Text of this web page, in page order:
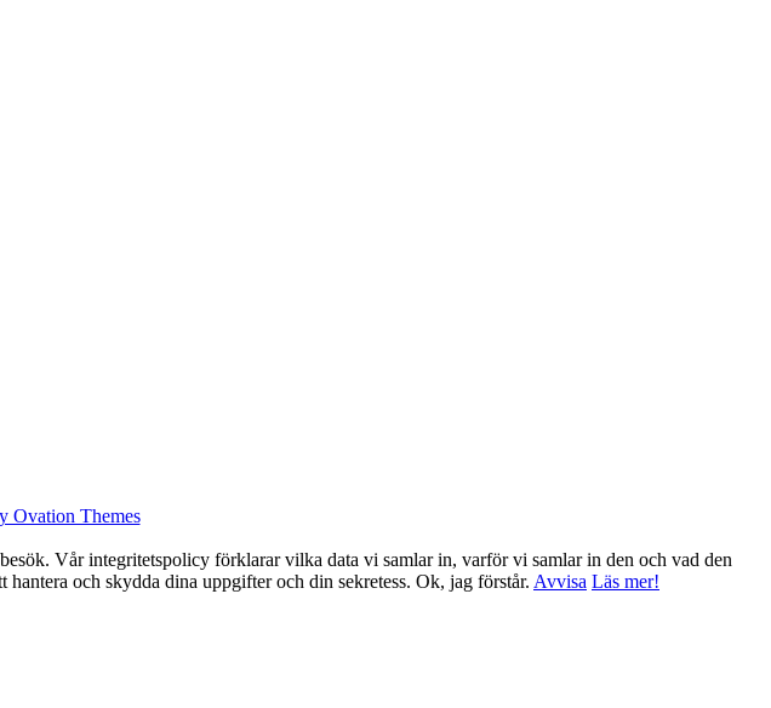
Ovation Themes
Vår integritetspolicy förklarar vilka data vi samlar in, varför vi samlar in den och vad den
och skydda dina uppgifter och din sekretess. Ok, jag förstår. Avvisa Läs mer!